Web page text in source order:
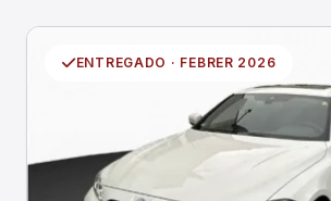
ENTREGADO · FEBRER 2026